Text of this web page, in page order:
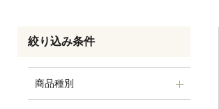
絞り込み条件
商品種別